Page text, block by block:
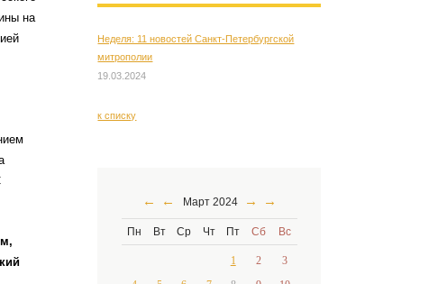
на
Неделя: 11 новостей Санкт-Петербургской
митрополии
19.03.2024
к списку
← ← Март 2024 → →
Пн Вт Ср Чт Пт Сб Вс
1 2
3